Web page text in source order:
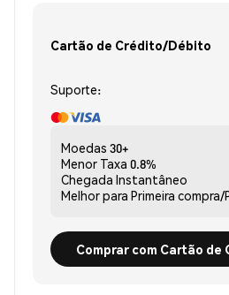
Cartão de Crédito/Débito
Suporte:
Moedas 30+
Menor Taxa 0.8%
Chegada Instantâneo
Melhor para Primeira
Comprar com Cartão